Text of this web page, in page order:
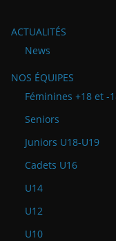
ACTUALITÉS
News
NOS ÉQUIPES
Féminines +18 et -
Seniors
Juniors U18-U19
Cadets U16
U14
U12
U10